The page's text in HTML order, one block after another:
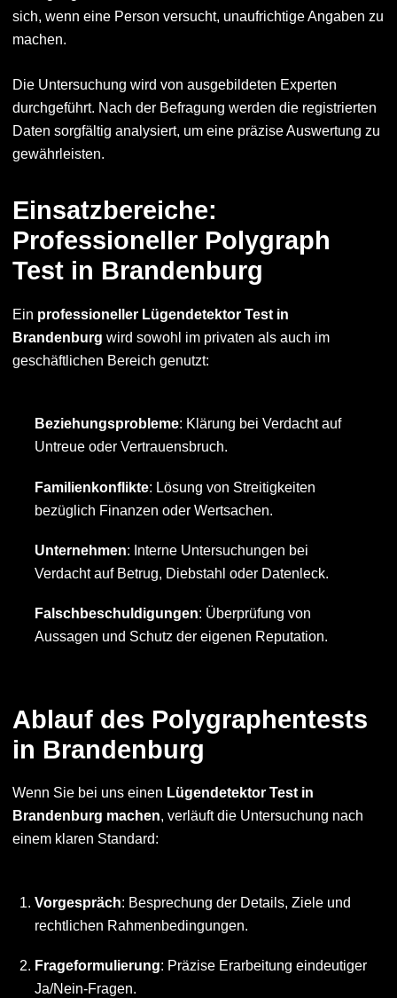
sich, wenn eine Person versucht, unaufrichtige Angaben zu
machen.
Die Untersuchung wird von ausgebildeten Experten
durchgeführt. Nach der Befragung werden die registrierten
Daten sorgfältig analysiert, um eine präzise Auswertung zu
gewährleisten.
Einsatzbereiche:
Professioneller Polygraph
Test in Brandenburg
Ein professioneller Lügendetektor Test in
Brandenburg wird sowohl im privaten als auch im
geschäftlichen Bereich genutzt:
Beziehungsprobleme: Klärung bei Verdacht auf
Untreue oder Vertrauensbruch.
Familienkonflikte: Lösung von Streitigkeiten
bezüglich Finanzen oder Wertsachen.
Unternehmen: Interne Untersuchungen bei
Verdacht auf Betrug, Diebstahl oder Datenleck.
Falschbeschuldigungen: Überprüfung von
Aussagen und Schutz der eigenen Reputation.
Ablauf des Polygraphentests
in Brandenburg
Wenn Sie bei uns einen Lügendetektor Test in
Brandenburg machen, verläuft die Untersuchung nach
einem klaren Standard:
Vorgespräch: Besprechung der Details, Ziele und
rechtlichen Rahmenbedingungen.
Frageformulierung: Präzise Erarbeitung eindeutiger
Ja/Nein-Fragen.